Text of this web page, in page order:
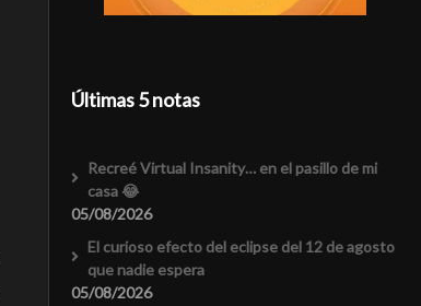
Últimas 5 notas
Recreé Virtual Insanity… en el pasillo de mi
casa 😂
05/08/2026
El curioso efecto del eclipse del 12 de agosto
que nadie espera
05/08/2026